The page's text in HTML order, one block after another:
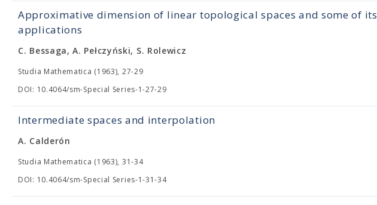
Approximative dimension of linear topological spaces and some of its
applications
C. Bessaga, A. Pełczyński, S. Rolewicz
Studia Mathematica (1963), 27-29
DOI: 10.4064/sm-Special Series-1-27-29
Intermediate spaces and interpolation
A. Calderón
Studia Mathematica (1963), 31-34
DOI: 10.4064/sm-Special Series-1-31-34